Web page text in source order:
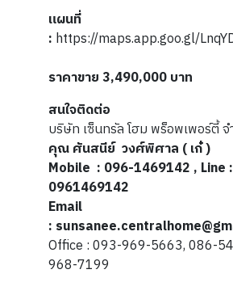
แผนที่
: https://maps.app.goo.gl/
ราคาขาย 3,490,000บาท
สนใจติดต่อ
บริษัท เซ็นทรัล โฮม พร็อพเพอร์ตี้
คุณ ศันสนีย์ วงศ์พิศาล ( เก๋ )
Mobile : 096-1469142 , Line :
0961469142
Email
:
Office : 093-969-5663, 086-
968-7199